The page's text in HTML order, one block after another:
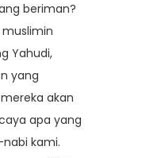
beriman?
Yahudi,
yang
akan
apa yang
kami.